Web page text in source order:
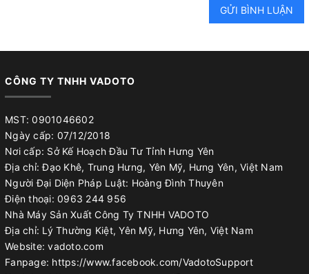
GỬI BÌNH LUẬN
CÔNG TY TNHH VADOTO
MST: 0901046602
Ngày cấp: 07/12/2018
Nơi cấp: Sở Kế Hoạch Đầu Tư Tỉnh Hưng Yên
Địa chỉ: Đạo Khê, Trung Hưng, Yên Mỹ, Hưng Yên, Việt Nam
Người Đại Diện Pháp Luật: Hoàng Đình Thuyên
Điện thoại: 0963 244 956
Nhà Máy Sản Xuất Công Ty TNHH VADOTO
Địa chỉ: Lý Thường Kiệt, Yên Mỹ, Hưng Yên, Việt Nam
Website: vadoto.com
Fanpage: https://www.facebook.com/VadotoSupport